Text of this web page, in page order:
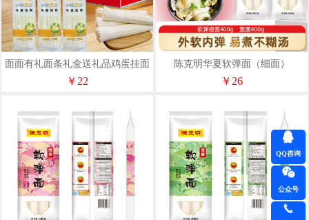
面面有礼面条礼盒送礼品鸡蛋挂面
独立包装早餐食品企业送礼发福利
￥22
陈克明华夏软弹面（细面）
400g*1(宽面）400g*1
￥26
QQ咨询
公众号